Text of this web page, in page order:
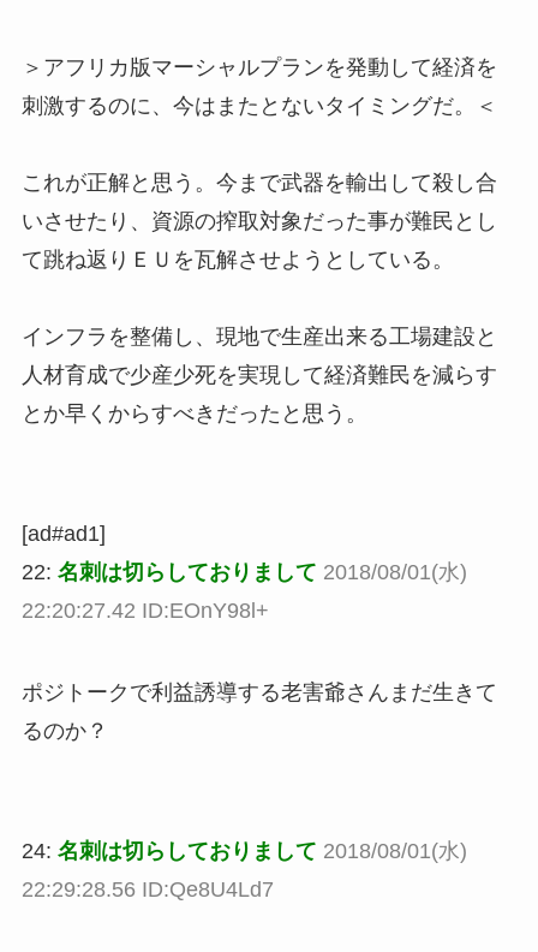
＞アフリカ版マーシャルプランを発動して経済を
刺激するのに、今はまたとないタイミングだ。＜
これが正解と思う。今まで武器を輸出して殺し合
いさせたり、資源の搾取対象だった事が難民とし
て跳ね返りＥＵを瓦解させようとしている。
インフラを整備し、現地で生産出来る工場建設と
人材育成で少産少死を実現して経済難民を減らす
とか早くからすべきだったと思う。
[ad#ad1]
22: 名刺は切らしておりまして 2018/08/01(水)
22:20:27.42 ID:EOnY98l+
ポジトークで利益誘導する老害爺さんまだ生きて
るのか？
24: 名刺は切らしておりまして 2018/08/01(水)
22:29:28.56 ID:Qe8U4Ld7